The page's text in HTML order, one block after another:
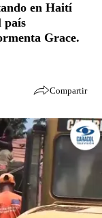
en Haití
país
Grace.
Compartir